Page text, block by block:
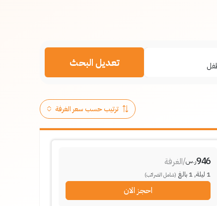
تعديل البحث
946ر.س/الغرفة
1 ليلة,
1 بالغ (شامل الضرائب)
احجز الان